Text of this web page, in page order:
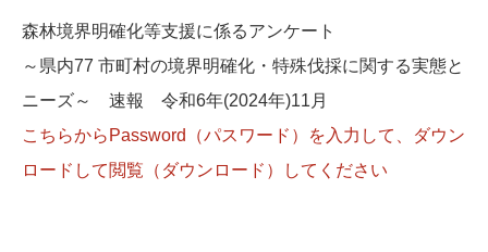
森林境界明確化等支援に係るアンケート
～県内77 市町村の境界明確化・特殊伐採に関する実態と
ニーズ～ 速報 令和6年(2024年)11月
こちらからPassword（パスワード）を入力して、ダウン
ロードして閲覧（ダウンロード）してください